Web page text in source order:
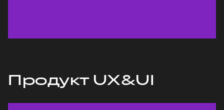
Продукт UX&UI